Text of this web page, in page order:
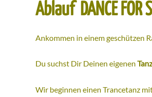
Ablauf DANCE FOR
Ankommen in einem geschützen
Du suchst Dir Deinen eigenen
Wir beginnen einen Trancetanz